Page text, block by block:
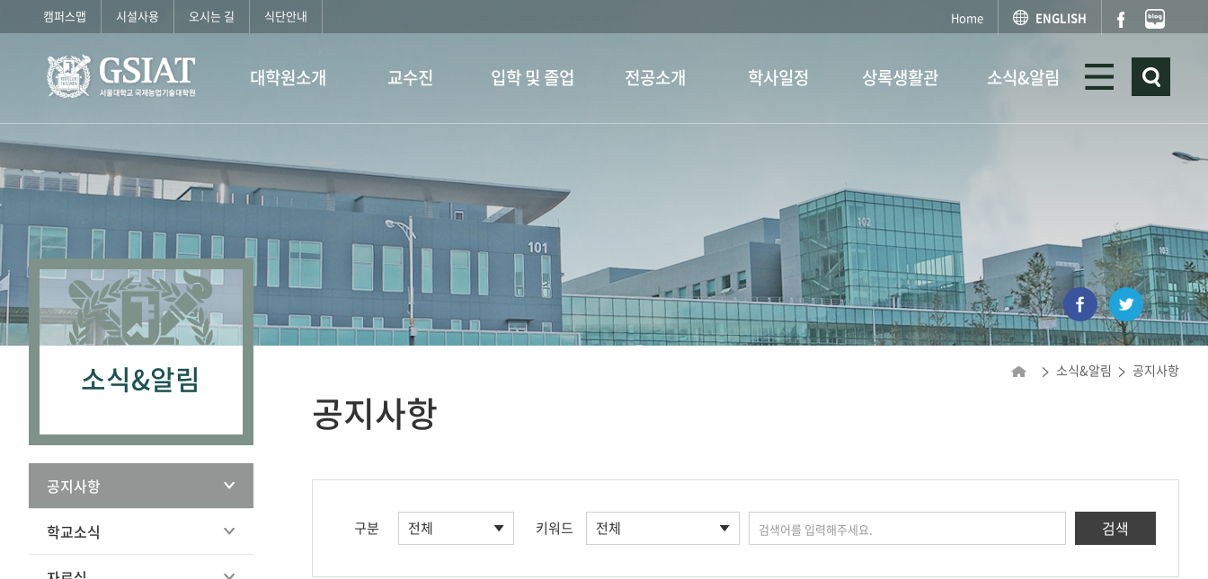
대학원소개 교수진 입학 및 졸업 전공소개 학사일정 상록생활관 소식&알림
캠퍼스맵 시설사용 오시는 길 식단안내 Home ENGLISH
소식&알림
공지사항
학교소식
소식&알림 공지사항
공지사항
구분 키워드 검색